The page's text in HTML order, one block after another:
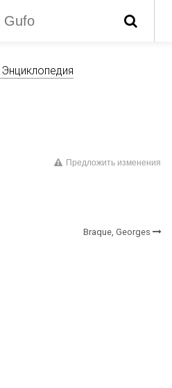
Предложить изменения
Braque, Georges